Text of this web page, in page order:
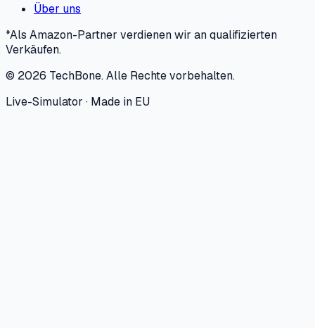
Über uns
*Als Amazon-Partner verdienen wir an qualifizierten
Verkäufen.
© 2026 TechBone.Alle Rechte vorbehalten.
Live-Simulator · Made in EU